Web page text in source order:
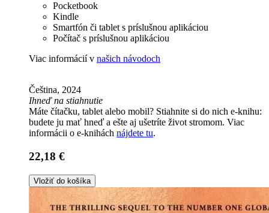
Pocketbook
Kindle
Smartfón či tablet s príslušnou aplikáciou
Počítač s príslušnou aplikáciou
Viac informácií v našich návodoch
Čeština, 2024
Ihneď na stiahnutie
Máte čítačku, tablet alebo mobil? Stiahnite si do nich e-knihu:
budete ju mať hneď a ešte aj ušetríte život stromom. Viac
informácii o e-knihách nájdete tu.
22,18 €
Vložiť do košíka